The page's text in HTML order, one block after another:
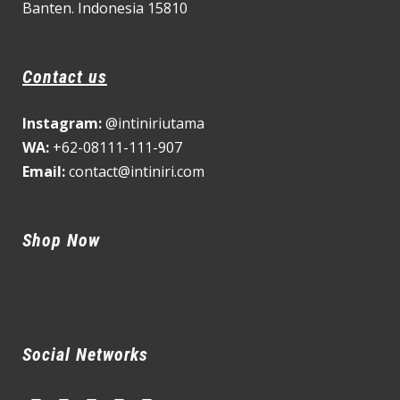
Banten. Indonesia 15810
Contact us
Instagram:@intiniriutama
WA: +62-08111-111-907
Email:contact@intiniri.com
Shop Now
Social Networks